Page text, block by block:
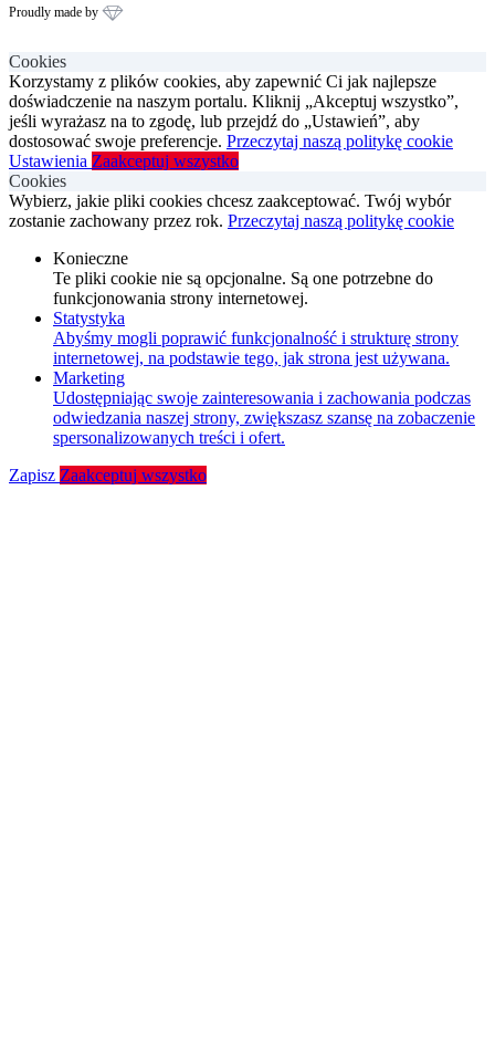
Proudly made by
Cookies
Korzystamy z plików cookies, aby zapewnić Ci jak najlepsze
doświadczenie na naszym portalu. Kliknij „Akceptuj wszystko”,
jeśli wyrażasz na to zgodę, lub przejdź do „Ustawień”, aby
dostosować swoje preferencje. Przeczytaj naszą politykę cookie
Ustawienia Zaakceptuj wszystko
Cookies
Wybierz, jakie pliki cookies chcesz zaakceptować. Twój wybór
zostanie zachowany przez rok. Przeczytaj naszą politykę cookie
Konieczne
Te pliki cookie nie są opcjonalne. Są one potrzebne do
funkcjonowania strony internetowej.
Statystyka
Abyśmy mogli poprawić funkcjonalność i strukturę strony
internetowej, na podstawie tego, jak strona jest używana.
Marketing
Udostępniając swoje zainteresowania i zachowania podczas
odwiedzania naszej strony, zwiększasz szansę na zobaczenie
spersonalizowanych treści i ofert.
Zapisz Zaakceptuj wszystko